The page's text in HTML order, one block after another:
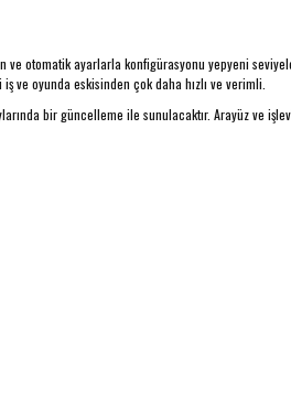
ve otomatik ayarlarla konfigürasyonu yepyeni
ve oyunda eskisinden çok daha hızlı ve verimli.
bir güncelleme ile sunulacaktır. Arayüz ve